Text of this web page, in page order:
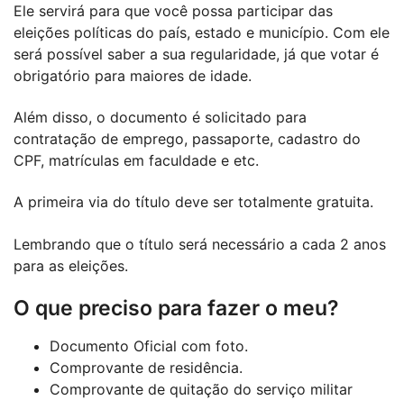
Ele servirá para que você possa participar das
eleições políticas do país, estado e município. Com ele
será possível saber a sua regularidade, já que votar é
obrigatório para maiores de idade.
Além disso, o documento é solicitado para
contratação de emprego, passaporte, cadastro do
CPF, matrículas em faculdade e etc.
A primeira via do título deve ser totalmente gratuita.
Lembrando que o título será necessário a cada 2 anos
para as eleições.
O que preciso para fazer o meu?
Documento Oficial com foto.
Comprovante de residência.
Comprovante de quitação do serviço militar